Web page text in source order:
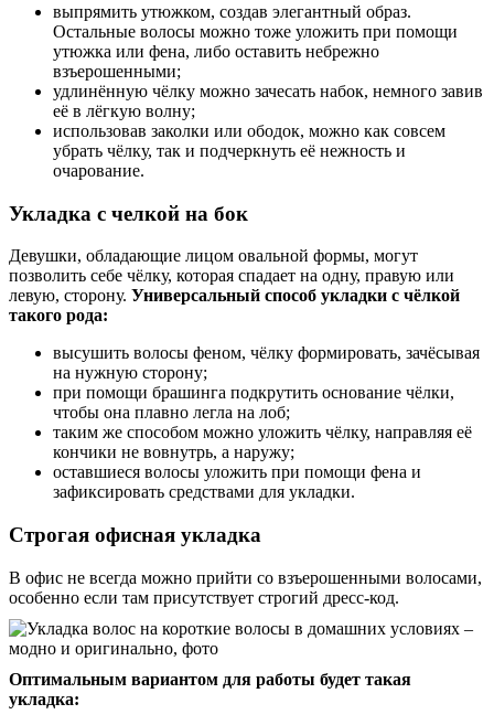
выпрямить утюжком, создав элегантный образ.
Остальные волосы можно тоже уложить при помощи
утюжка или фена, либо оставить небрежно
взъерошенными;
удлинённую чёлку можно зачесать набок, немного завив
её в лёгкую волну;
использовав заколки или ободок, можно как совсем
убрать чёлку, так и подчеркнуть её нежность и
очарование.
Укладка с челкой на бок
Девушки, обладающие лицом овальной формы, могут
позволить себе чёлку, которая спадает на одну, правую или
левую, сторону. Универсальный способ укладки с чёлкой
такого рода:
высушить волосы феном, чёлку формировать, зачёсывая
на нужную сторону;
при помощи брашинга подкрутить основание чёлки,
чтобы она плавно легла на лоб;
таким же способом можно уложить чёлку, направляя её
кончики не вовнутрь, а наружу;
оставшиеся волосы уложить при помощи фена и
зафиксировать средствами для укладки.
Строгая офисная укладка
В офис не всегда можно прийти со взъерошенными волосами,
особенно если там присутствует строгий дресс-код.
Оптимальным вариантом для работы будет такая
укладка: